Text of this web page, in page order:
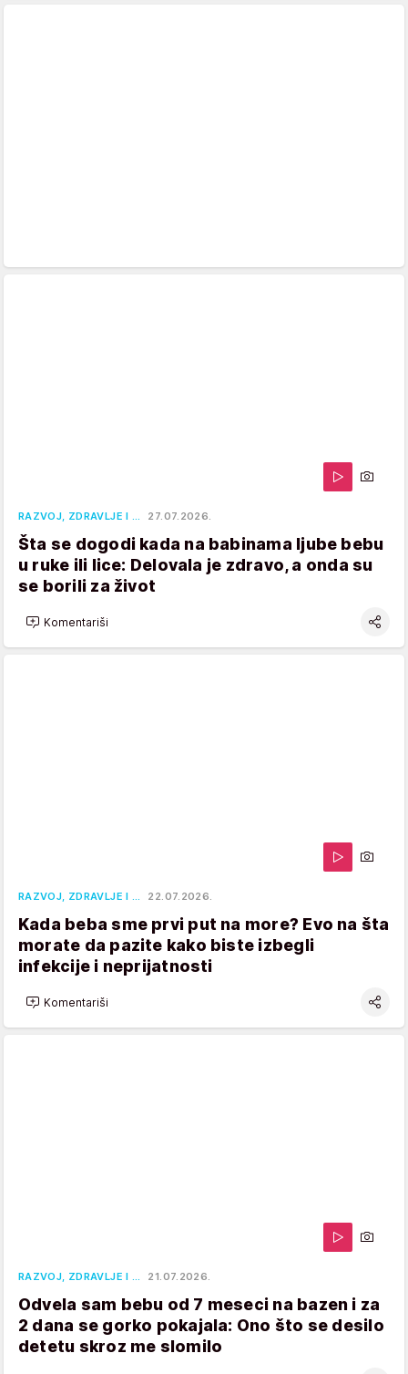
RAZVOJ, ZDRAVLJE I … 27.07.2026.
Šta se dogodi kada na babinama ljube bebu
u ruke ili lice: Delovala je zdravo, a onda su
se borili za život
Komentariši
RAZVOJ, ZDRAVLJE I … 22.07.2026.
Kada beba sme prvi put na more? Evo na šta
morate da pazite kako biste izbegli
infekcije i neprijatnosti
Komentariši
RAZVOJ, ZDRAVLJE I … 21.07.2026.
Odvela sam bebu od 7 meseci na bazen i za
2 dana se gorko pokajala: Ono što se desilo
detetu skroz me slomilo